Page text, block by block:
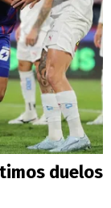
duelos